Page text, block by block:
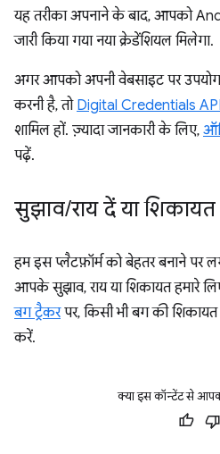
यह तरीका अपनाने के बाद, आपको
जारी किया गया नया क्रेडेंशियल मिलेगा.
अगर आपको अपनी वेबसाइट पर
करनी है, तो Digital Credentials
शामिल हों. ज़्यादा जानकारी के लिए,
पढ़ें.
सुझाव/राय दें या
हम इस प्लैटफ़ॉर्म को बेहतर बनाने पर
आपके सुझाव, राय या शिकायत हमारे
बग ट्रैकरपर, किसी भी बग की
करें.
क्या इस कॉन्टेंट से